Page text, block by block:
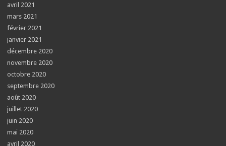
avril 2021
mars 2021
février 2021
janvier 2021
décembre 2020
novembre 2020
octobre 2020
septembre 2020
août 2020
juillet 2020
juin 2020
mai 2020
avril 2020